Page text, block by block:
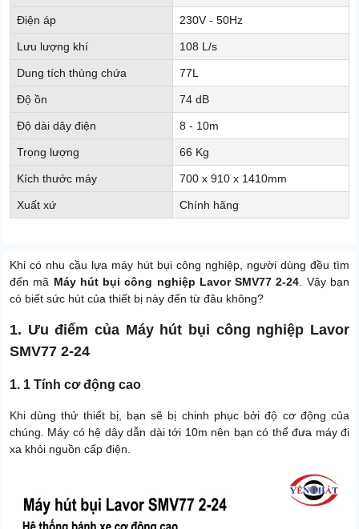
Điện áp 230V - 50Hz
Lưu lượng khí 108 L/s
Dung tích thùng chứa 77L
Độ ồn 74 dB
Độ dài dây điện 8 - 10m
Trọng lượng 66 Kg
Kích thước máy 700 x 910 x 1410mm
Xuất xứ Chính hãng
Khi có nhu cầu lựa máy hút bụi công nghiệp, người dùng đều tìm
đến mã Máy hút bụi công nghiệp Lavor SMV77 2-24 . Vậy bạn
có biết sức hút của thiết bị này đến từ đâu không?
1. Ưu điểm của Máy hút bụi công nghiệp Lavor
SMV77 2-24
1. 1 Tính cơ động cao
Khi dùng thử thiết bị, bạn sẽ bị chinh phục bởi độ cơ động của
chúng. Máy có hệ dây dẫn dài tới 10m nên bạn có thể đưa máy đi
xa khỏi nguồn cấp điện.